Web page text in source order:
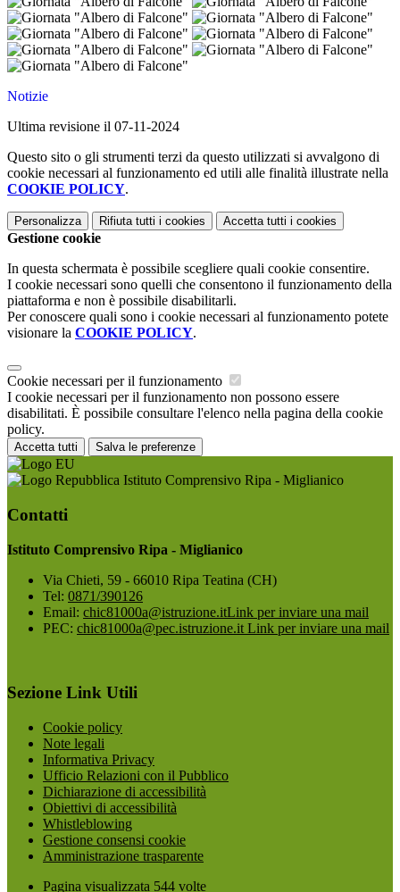
Notizie
Ultima revisione il 07-11-2024
Questo sito o gli strumenti terzi da questo utilizzati si avvalgono di
cookie necessari al funzionamento ed utili alle finalità illustrate nella
COOKIE POLICY.
Personalizza Rifiuta tutti i cookies Accetta tutti i cookies
Gestione cookie
In questa schermata è possibile scegliere quali cookie consentire.
I cookie necessari sono quelli che consentono il funzionamento della
piattaforma e non è possibile disabilitarli.
Per conoscere quali sono i cookie necessari al funzionamento potete
visionare la COOKIE POLICY.
Cookie necessari per il funzionamento
I cookie necessari per il funzionamento non possono essere
disabilitati. È possibile consultare l'elenco nella pagina della cookie
policy.
Accetta tutti Salva le preferenze
Istituto Comprensivo Ripa - Miglianico
Contatti
Istituto Comprensivo Ripa - Miglianico
Via Chieti, 59 - 66010 Ripa Teatina (CH)
Tel: 0871/390126
Email: chic81000a@istruzione.itLink per inviare una mail
PEC: chic81000a@pec.istruzione.it Link per inviare una mail
Sezione Link Utili
Cookie policy
Note legali
Informativa Privacy
Ufficio Relazioni con il Pubblico
Dichiarazione di accessibilità
Obiettivi di accessibilità
Whistleblowing
Gestione consensi cookie
Amministrazione trasparente
Pagina visualizzata 544 volte